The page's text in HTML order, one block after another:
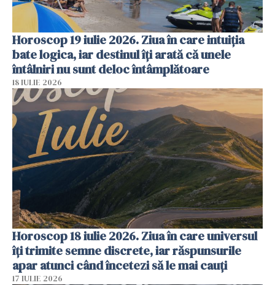
Horoscop 19 iulie 2026. Ziua în care intuiția
bate logica, iar destinul îți arată că unele
întâlniri nu sunt deloc întâmplătoare
18 IULIE 2026
Horoscop 18 iulie 2026. Ziua în care universul
îți trimite semne discrete, iar răspunsurile
apar atunci când încetezi să le mai cauți
17 IULIE 2026